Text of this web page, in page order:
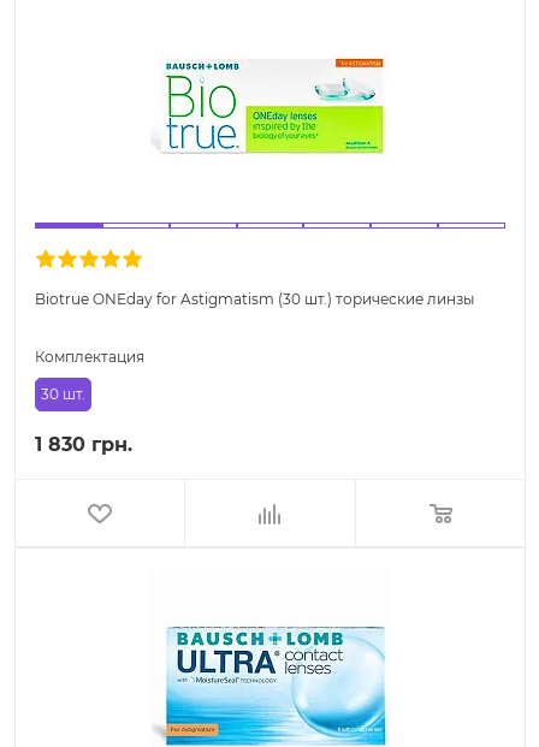
Biotrue ONEday for Astigmatism (30 шт.) торические линзы
Комплектация
30 шт.
1 830 грн.